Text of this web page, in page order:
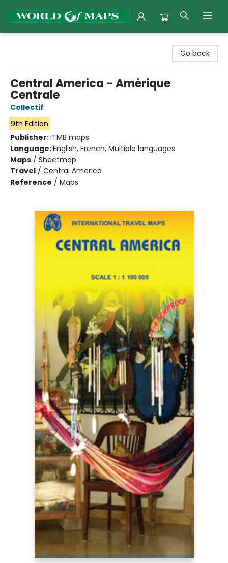
Go back
Central America - Amérique
Centrale
Collectif
9th Edition
Publisher:ITMB maps
Language:English, French, Multiple languages
Maps / Sheetmap
Travel / Central America
Reference / Maps